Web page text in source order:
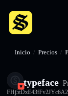
Inicio / Precios /
typeface